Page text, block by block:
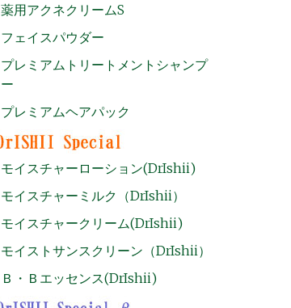
薬用アクネクリームS
フェイスパウダー
プレミアムトリートメントシャンプ
ー
プレミアムヘアパック
モイスチャーローション(DrIshii)
モイスチャーミルク（DrIshii）
モイスチャークリーム(DrIshii)
モイストサンスクリーン（DrIshii）
Ｂ・Ｂエッセンス(DrIshii)